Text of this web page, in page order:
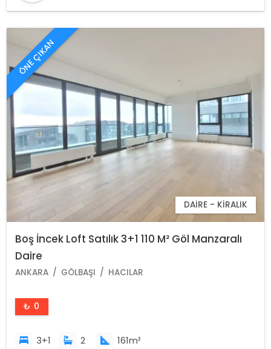
ÖNE ÇIKAN
DAIRE - KIRALIK
Boş İncek Loft Satılık 3+1 110 M² Göl Manzaralı
Daire
ANKARA GÖLBAŞI HACILAR
₺ 0
3+1 2 161m²